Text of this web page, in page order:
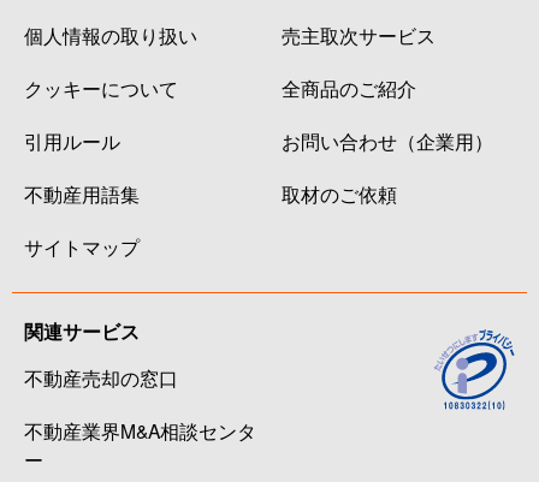
個人情報の取り扱い
クッキーについて
引用ルール
不動産用語集
サイトマップ
売主取次サービス
全商品のご紹介
お問い合わせ（企業用）
取材のご依頼
関連サービス
不動産売却の窓口
不動産業界M&A相談センタ
ー